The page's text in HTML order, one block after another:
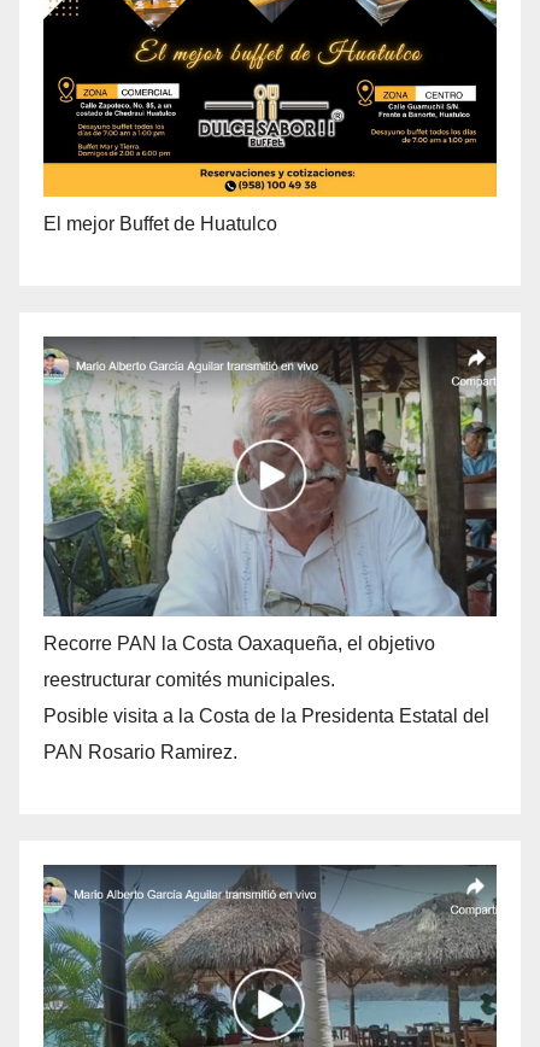
El mejor Buffet de Huatulco
Recorre PAN la Costa Oaxaqueña, el objetivo
reestructurar comités municipales.
Posible visita a la Costa de la Presidenta Estatal del
PAN Rosario Ramirez.